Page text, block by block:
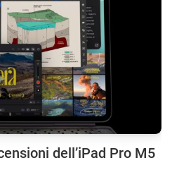
dell’iPad Pro M5